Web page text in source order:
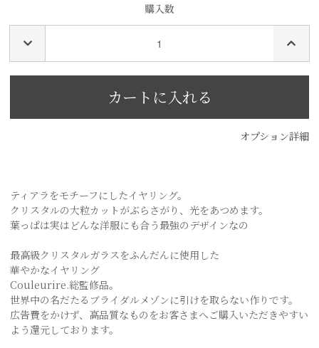
購入数
オプション詳細
ティアラをモチーフにしたイヤリング。
クリスタルの大粒カットがぶらさがり、光をあつめます。
葉っぱは実はどんな洋服にも合う最強のデザインなの
最高級クリスタルガラスをふんだんに使用した
華やかなイヤリング
Couleurire.総監修品。
世界中の名だたるブライダルメゾンに引けを取らない作りです。
広告費をかけず、高品質なものをお客さまへご購入いただきやすい
よう還元しております。